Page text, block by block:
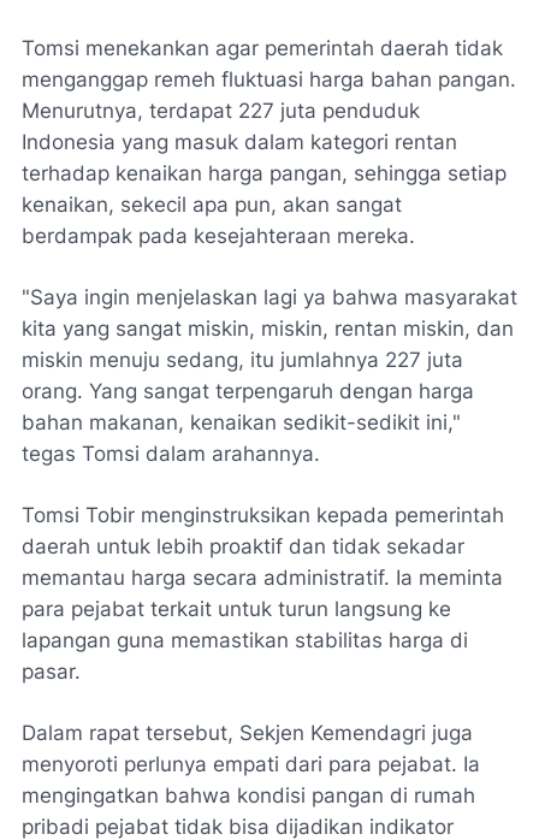
​Tomsi menekankan agar pemerintah daerah tidak
menganggap remeh fluktuasi harga bahan pangan.
Menurutnya, terdapat 227 juta penduduk
Indonesia yang masuk dalam kategori rentan
terhadap kenaikan harga pangan, sehingga setiap
kenaikan, sekecil apa pun, akan sangat
berdampak pada kesejahteraan mereka.
​"Saya ingin menjelaskan lagi ya bahwa masyarakat
kita yang sangat miskin, miskin, rentan miskin, dan
miskin menuju sedang, itu jumlahnya 227 juta
orang. Yang sangat terpengaruh dengan harga
bahan makanan, kenaikan sedikit-sedikit ini,"
tegas Tomsi dalam arahannya.
​Tomsi Tobir menginstruksikan kepada pemerintah
daerah untuk lebih proaktif dan tidak sekadar
memantau harga secara administratif. Ia meminta
para pejabat terkait untuk turun langsung ke
lapangan guna memastikan stabilitas harga di
pasar.
​Dalam rapat tersebut, Sekjen Kemendagri juga
menyoroti perlunya empati dari para pejabat. Ia
mengingatkan bahwa kondisi pangan di rumah
pribadi pejabat tidak bisa dijadikan indikator